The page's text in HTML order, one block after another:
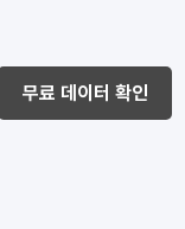
무료 데이터 확인